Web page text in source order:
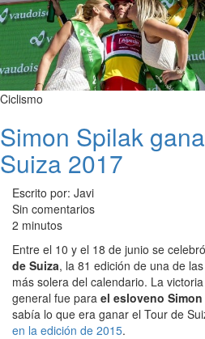
Ciclismo
Simon Spilak
Suiza 2017
Escrito por: Javi
Sin comentarios
2 minutos
Entre el 10 y el 18 de junio se
de Suiza, la 81 edición de una de
más solera del calendario. La
general fue para el esloveno
sabía lo que era ganar el Tour de
en la edición de 2015.